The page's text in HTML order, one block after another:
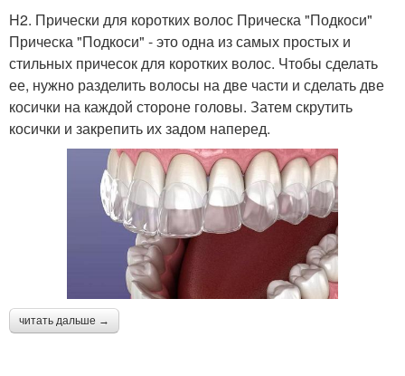
H2. Прически для коротких волос Прическа "Подкоси"
Прическа "Подкоси" - это одна из самых простых и
стильных причесок для коротких волос. Чтобы сделать
ее, нужно разделить волосы на две части и сделать две
косички на каждой стороне головы. Затем скрутить
косички и закрепить их задом наперед.
читать дальше →